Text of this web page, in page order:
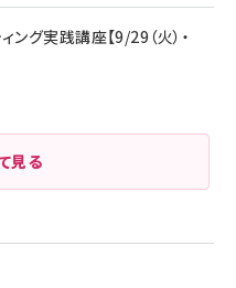
グ実践講座【9/29（火）・
見る